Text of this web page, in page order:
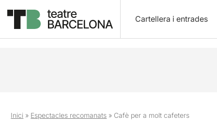
Cartellera i entrades
Inici » Espectacles recomanats » Cafè per a molt cafeters